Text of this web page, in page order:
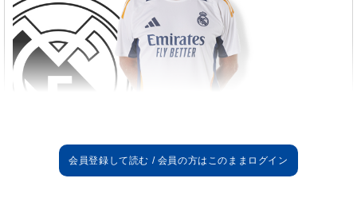
見に出席した。
アセンシオへのブーイング